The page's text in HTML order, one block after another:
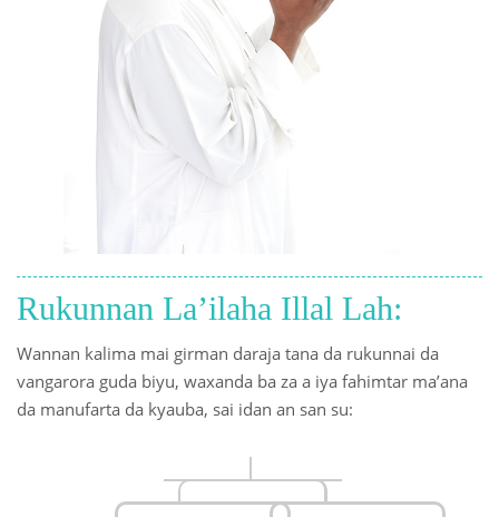
Rukunnan La’ilaha Illal Lah:
Wannan kalima mai girman daraja tana da rukunnai da
vangarora guda biyu, waxanda ba za a iya fahimtar ma’ana
da manufarta da kyauba, sai idan an san su: